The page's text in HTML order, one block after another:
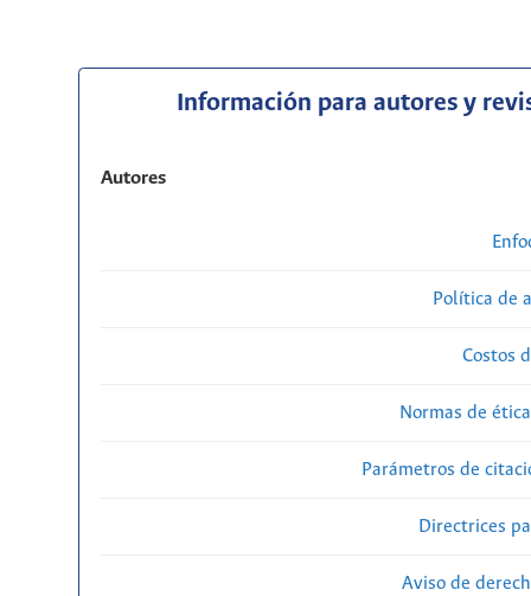
Información para autores y
Autores
Política de
Costos
Normas de
Parámetros de
Directrices
Aviso de